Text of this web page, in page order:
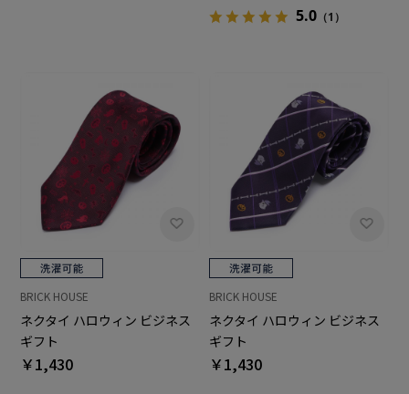
5.0 （1）
BRICK HOUSE
ネクタイ ハロウィン ビジネス
ギフト
￥1,430
BRICK HOUSE
ネクタイ ハロウィン ビジネス
ギフト
￥1,430